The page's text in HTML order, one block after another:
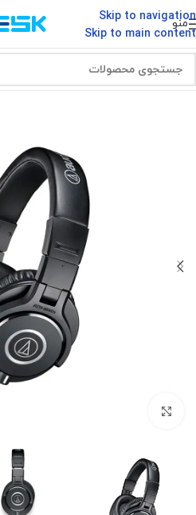
Skip to navigation
Skip to main content
منو